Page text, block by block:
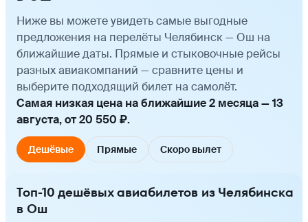
Ниже вы можете увидеть самые выгодные
предложения на перелёты Челябинск — Ош на
ближайшие даты. Прямые и стыковочные рейсы
разных авиакомпаний — сравните цены и
выберите подходящий билет на самолёт.
Самая низкая цена на ближайшие 2 месяца — 13
августа, от 20 550 ₽.
Дешёвые Прямые Скоро вылет
Топ-10 дешёвых авиабилетов из Челябинска
в Ош